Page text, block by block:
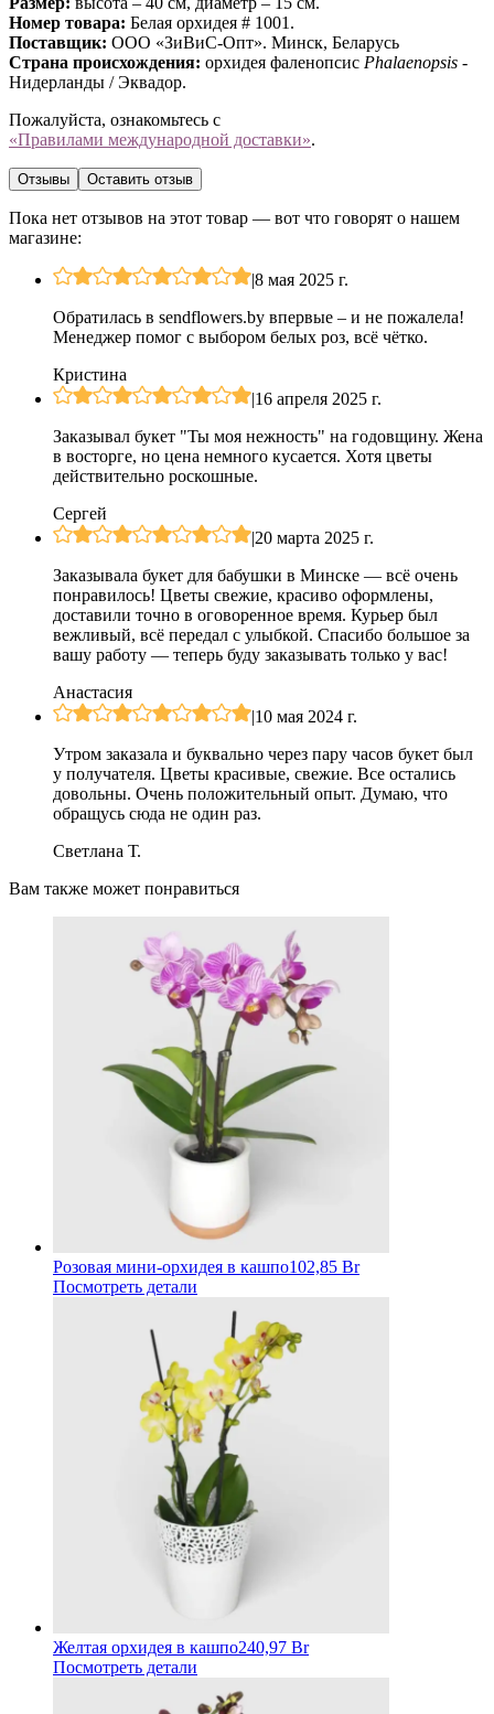
Номер товара: Белая орхидея # 1001.
Поставщик: ООО «ЗиВиС-Опт». Минск, Беларусь
Страна происхождения: орхидея фаленопсис Phalaenopsis -
Нидерланды / Эквадор.
Пожалуйста, ознакомьтесь с
«Правилами международной доставки».
Отзывы Оставить отзыв
Пока нет отзывов на этот товар — вот что говорят о нашем
магазине:
|8 мая 2025 г.
Обратилась в sendflowers.by впервые – и не пожалела!
Менеджер помог с выбором белых роз, всё чётко.
Кристина
|16 апреля 2025 г.
Заказывал букет "Ты моя нежность" на годовщину. Жена
в восторге, но цена немного кусается. Хотя цветы
действительно роскошные.
Сергей
|20 марта 2025 г.
Заказывала букет для бабушки в Минске — всё очень
понравилось! Цветы свежие, красиво оформлены,
доставили точно в оговоренное время. Курьер был
вежливый, всё передал с улыбкой. Спасибо большое за
вашу работу — теперь буду заказывать только у вас!
Анастасия
|10 мая 2024 г.
Утром заказала и буквально через пару часов букет был
у получателя. Цветы красивые, свежие. Все остались
довольны. Очень положительный опыт. Думаю, что
обращусь сюда не один раз.
Светлана Т.
Вам также может понравиться
Розовая мини-орхидея в кашпо102,85 Br
Посмотреть детали
Желтая орхидея в кашпо240,97 Br
Посмотреть детали